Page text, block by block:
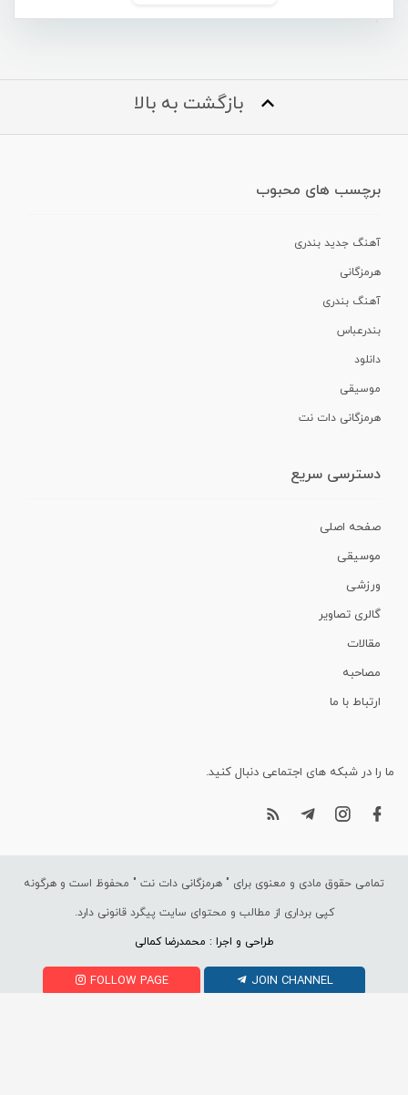
بازگشت به بالا
برچسب های محبوب
آهنگ جدید بندری
هرمزگانی
آهنگ بندری
بندرعباس
دانلود
موسیقی
هرمزگانی دات نت
دسترسی سریع
صفحه اصلی
موسیقی
ورزشی
گالری تصاویر
مقالات
مصاحبه
ارتباط با ما
ما را در شبکه های اجتماعی دنبال کنید.
تمامی حقوق مادی و معنوی برای " هرمزگانی دات نت " محفوظ است و هرگونه
کپی برداری از مطالب و محتوای سایت پیگرد قانونی دارد.
طراحی و اجرا : محمدرضا کمالی
FOLLOW PAGE JOIN CHANNEL